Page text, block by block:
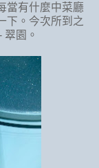
當有什麼中菜廳
下。今次所到之
翠園。